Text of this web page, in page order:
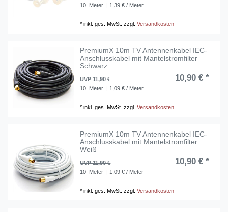
10 Meter | 1,39 € / Meter
*inkl. ges. MwSt. zzgl.Versandkosten
PremiumX 10m TV Antennenkabel IEC-
Anschlusskabel mit Mantelstromfilter
Schwarz
UVP 11,90 € 10,90 € *
10 Meter | 1,09 € / Meter
*inkl. ges. MwSt. zzgl.Versandkosten
PremiumX 10m TV Antennenkabel IEC-
Anschlusskabel mit Mantelstromfilter
Weiß
UVP 11,90 € 10,90 € *
10 Meter | 1,09 € / Meter
*inkl. ges. MwSt. zzgl.Versandkosten